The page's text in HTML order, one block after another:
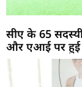
सीए के 65
और एआई पर हुई